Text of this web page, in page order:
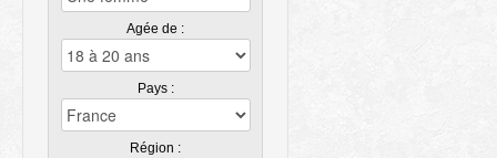
Agée de :
Pays :
Région :